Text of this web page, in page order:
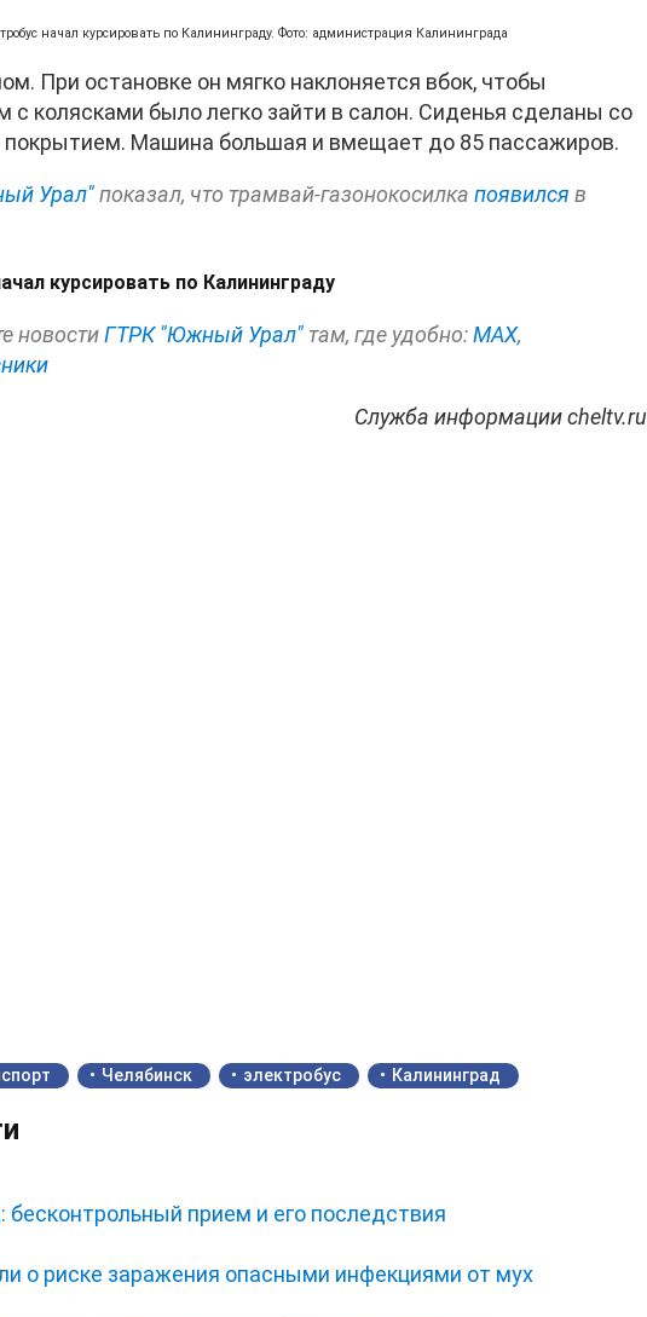
начал курсировать по Калининграду. Фото: администрация Калининграда
При остановке он мягко наклоняется вбок, чтобы
колясками было легко зайти в салон. Сиденья сделаны со
Машина большая и вмещает до 85 пассажиров.
Урал"показал, что трамвай-газонокосилка появился в
курсировать по Калининграду
новостиГТРК "Южный Урал" там, где удобно:МАХ,
Служба информации cheltv.ru
Челябинск электробус Калининград
прием и его последствия
о риске заражения опасными инфекциями от мух